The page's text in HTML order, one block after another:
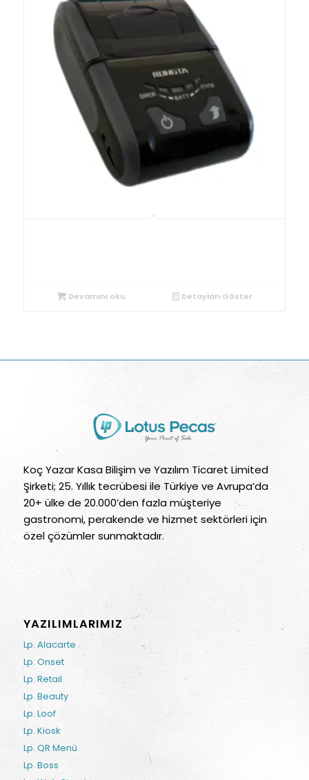
Devamını oku Detayları Göster
Koç Yazar Kasa Bilişim ve Yazılım Ticaret Limited
Şirketi; 25. Yıllık tecrübesi ile Türkiye ve Avrupa’da
20+ ülke de 20.000’den fazla müşteriye
gastronomi, perakende ve hizmet sektörleri için
özel çözümler sunmaktadır.
YAZILIMLARIMIZ
Lp. Alacarte
Lp. Onset
Lp. Retail
Lp. Beauty
Lp. Loof
Lp. Kiosk
Lp. QR Menü
Lp. Boss